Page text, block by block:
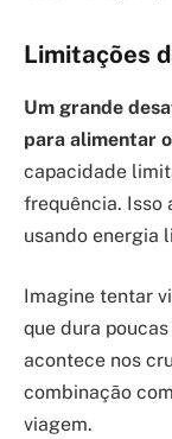
Limitações
Um grande
para alimentar
capacidade
frequência. Isso
usando energia
Imagine tentar
que dura
acontece nos
combinação
viagem.